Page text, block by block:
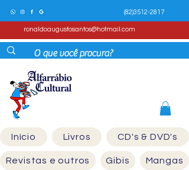
ronaldoaugustosantos@hotmail.com
Início Livros CD's & DVD's
Revistas e outros Gibis Mangas
(82)3512-2817